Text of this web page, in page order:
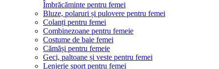
Îmbrăcăminte pentru femei
Bluze, polaruri și pulovere pentru femei
Colanți pentru femei
Combinezoane pentru femeie
Costume de baie femei
Cămăși pentru femeie
Geci, paltoane și veste pentru femei
Lenjerie sport pentru femei